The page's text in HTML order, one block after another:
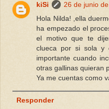
kiSi
26 de junio
Hola Nilda! ,ella
ha empezado el
el motivo que te
clueca por si sola y
importante cuando
otras gallinas quieran
Ya me cuentas como
Responder